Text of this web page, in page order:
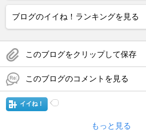
ブログのイイね！ランキングを見る
このブログをクリップして保存
このブログのコメントを見る
イイね！
もっと見る